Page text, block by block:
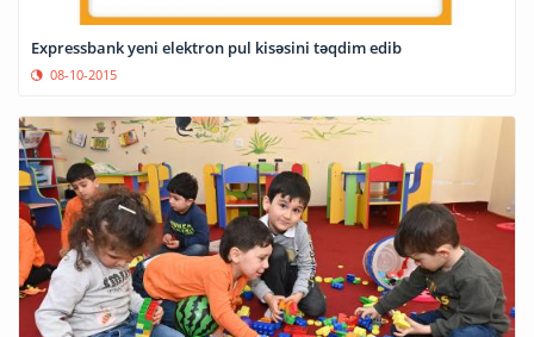
Expressbank yeni elektron pul kisəsini təqdim edib
08-10-2015